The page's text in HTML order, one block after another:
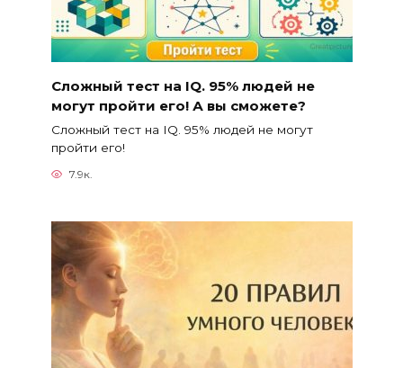
Сложный тест на IQ. 95% людей не
могут пройти его! А вы сможете?
Сложный тест на IQ. 95% людей не могут
пройти его!
7.9к.